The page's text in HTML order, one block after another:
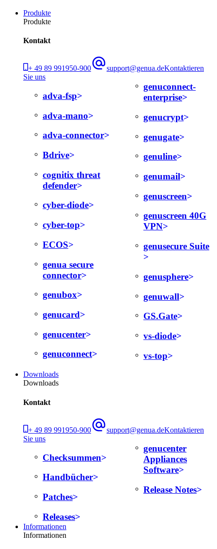
Produkte
Produkte
Kontakt
+ 49 89 991950-900 support@genua.deKontaktieren
Sie uns
adva-fsp
adva-mano
adva-connector
Bdrive
cognitix threat
defender
cyber-diode
cyber-top
ECOS
genua secure
connector
genubox
genucard
genucenter
genuconnect
genuconnect-
enterprise
genucrypt
genugate
genuline
genumail
genuscreen
genuscreen 40G
VPN
genusecure Suite
genusphere
genuwall
GS.Gate
vs-diode
vs-top
Downloads
Downloads
Kontakt
+ 49 89 991950-900 support@genua.deKontaktieren
Sie uns
Checksummen
Handbücher
Patches
Releases
genucenter
Appliances
Software
Release Notes
Informationen
Informationen